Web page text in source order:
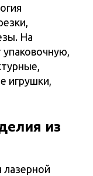
На
упаковочную,
игрушки,
из
лазерной